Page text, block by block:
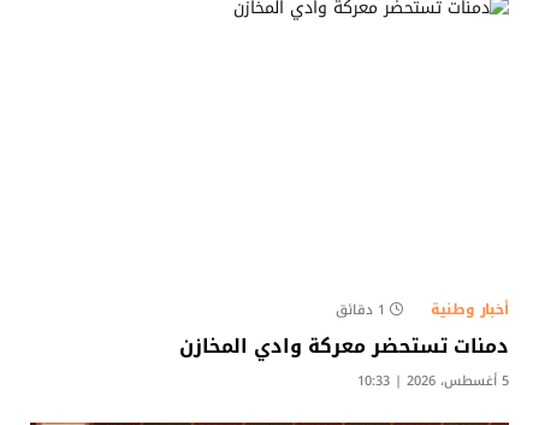
أخبار وطنية 1 دقائق
دمنات تستحضر معركة وادي المخازن
5 أغسطس، 2026 | 10:33